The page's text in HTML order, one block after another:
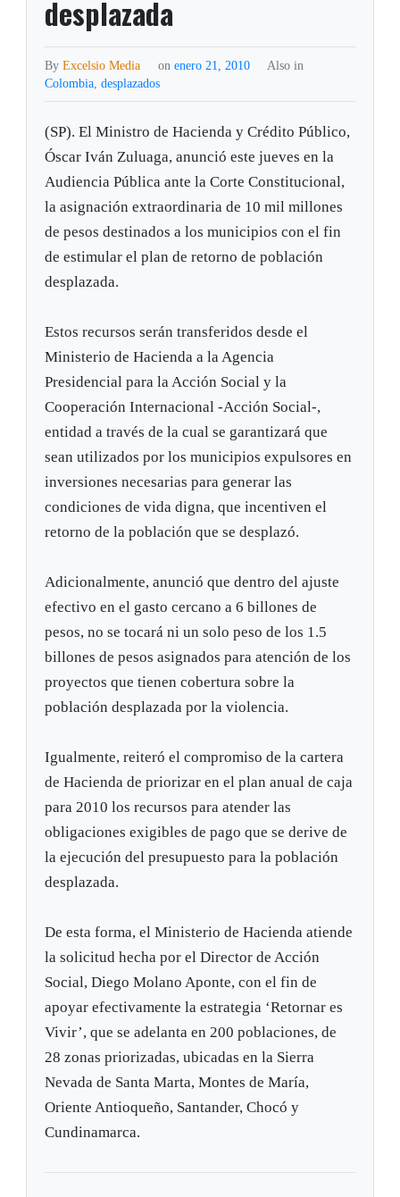
desplazada
ByExcelsio Media on enero 21, 2010
Also in
Colombia,desplazados
(SP). El Ministro de Hacienda y Crédito Público,
Óscar Iván Zuluaga, anunció este jueves en la
Audiencia Pública ante la Corte Constitucional,
la asignación extraordinaria de 10 mil millones
de pesos destinados a los municipios con el fin
de estimular el plan de retorno de población
desplazada.
Estos recursos serán transferidos desde el
Ministerio de Hacienda a la Agencia
Presidencial para la Acción Social y la
Cooperación Internacional -Acción Social-,
entidad a través de la cual se garantizará que
sean utilizados por los municipios expulsores en
inversiones necesarias para generar las
condiciones de vida digna, que incentiven el
retorno de la población que se desplazó.
Adicionalmente, anunció que dentro del ajuste
efectivo en el gasto cercano a 6 billones de
pesos, no se tocará ni un solo peso de los 1.5
billones de pesos asignados para atención de los
proyectos que tienen cobertura sobre la
población desplazada por la violencia.
Igualmente, reiteró el compromiso de la cartera
de Hacienda de priorizar en el plan anual de caja
para 2010 los recursos para atender las
obligaciones exigibles de pago que se derive de
la ejecución del presupuesto para la población
desplazada.
De esta forma, el Ministerio de Hacienda atiende
la solicitud hecha por el Director de Acción
Social, Diego Molano Aponte, con el fin de
apoyar efectivamente la estrategia ‘Retornar es
Vivir’, que se adelanta en 200 poblaciones, de
28 zonas priorizadas, ubicadas en la Sierra
Nevada de Santa Marta, Montes de María,
Oriente Antioqueño, Santander, Chocó y
Cundinamarca.